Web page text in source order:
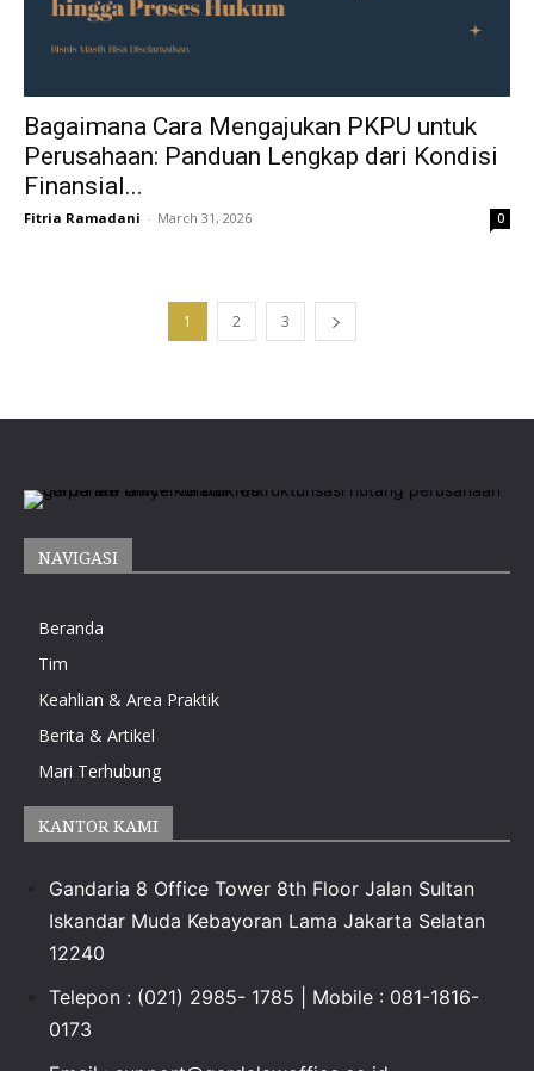
Bagaimana Cara Mengajukan PKPU untuk
Perusahaan: Panduan Lengkap dari Kondisi
Finansial...
Fitria Ramadani - March 31, 2026 0
1 2 3
NAVIGASI
Beranda
Tim
Keahlian & Area Praktik
Berita & Artikel
Mari Terhubung
KANTOR KAMI
Gandaria 8 Office Tower 8th Floor Jalan Sultan
Iskandar Muda Kebayoran Lama Jakarta Selatan
12240
Telepon : (021) 2985- 1785 | Mobile : 081-1816-
0173